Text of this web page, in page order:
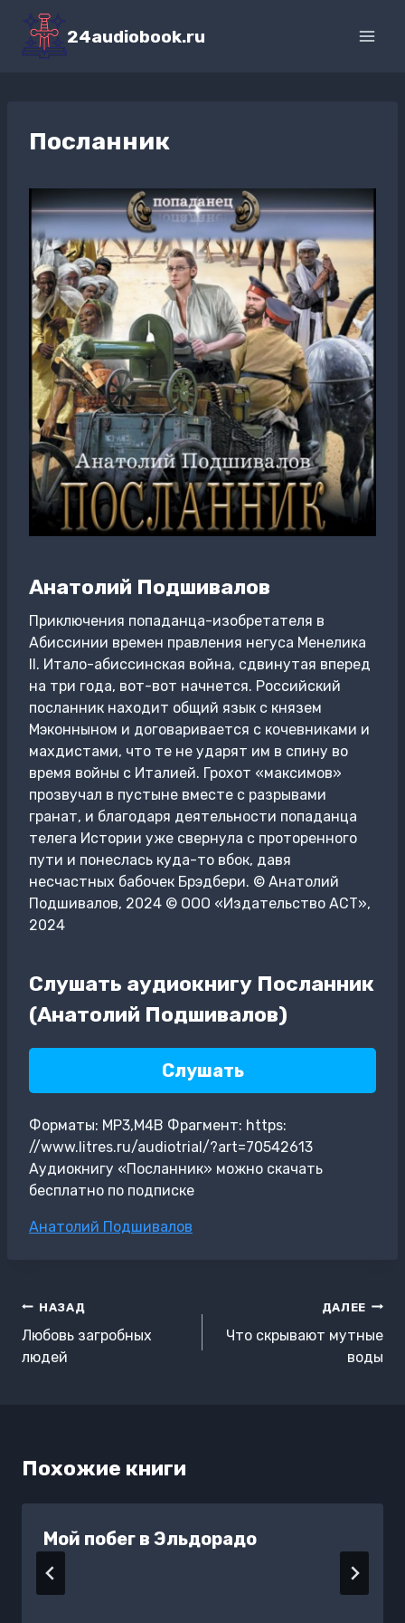
Перейти
содержимому
24audiobook.ru
Посланник
Анатолий Подшивалов
Приключения попаданца-изобретателя в
Абиссинии времен правления негуса Менелика
II. Итало-абиссинская война, сдвинутая вперед
на три года, вот-вот начнется. Российский
посланник находит общий язык с князем
Мэконныном и договаривается с кочевниками и
махдистами, что те не ударят им в спину во
время войны с Италией. Грохот «максимов»
прозвучал в пустыне вместе с разрывами
гранат, и благодаря деятельности попаданца
телега Истории уже свернула с проторенного
пути и понеслась куда-то вбок, давя
несчастных бабочек Брэдбери. © Анатолий
Подшивалов, 2024 © ООО «Издательство АСТ»,
2024
Слушать аудиокнигу Посланник
(Анатолий Подшивалов)
Слушать
Форматы: MP3,M4B Фрагмент: https:
//www.litres.ru/audiotrial/?art=70542613
Аудиокнигу «Посланник» можно скачать
бесплатно по подписке
Метки
Анатолий Подшивалов
Навигация
по
записям
НАЗАД
Любовь загробных
людей
ДАЛЕЕ
Что скрывают мутные
воды
Похожие книги
Мой побег в Эльдорадо